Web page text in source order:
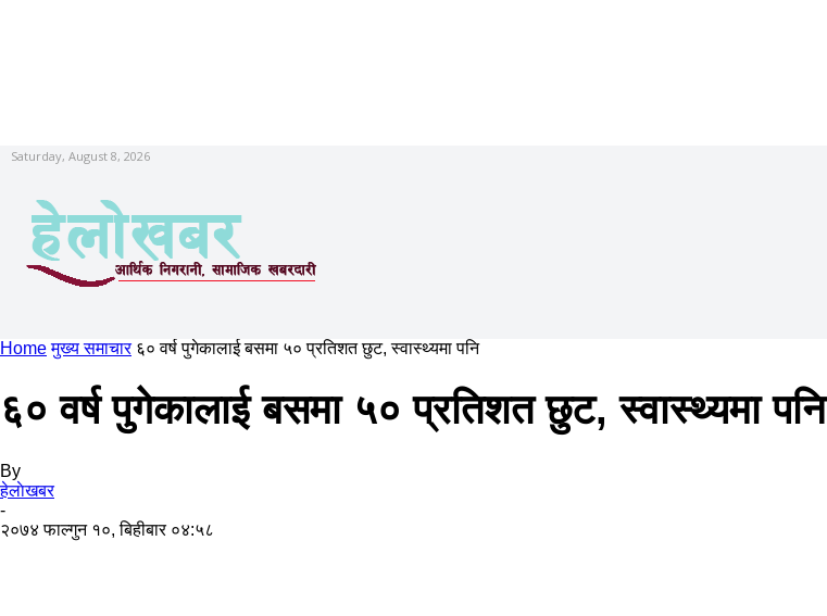
Saturday, August 8, 2026
Home मुख्य समाचार ६० वर्ष पुगेकालाई बसमा ५० प्रतिशत छुट, स्वास्थ्यमा पनि
६० वर्ष पुगेकालाई बसमा ५० प्रतिशत छुट, स्वास्थ्यमा पनि
By
हेलाेखबर
-
२०७४ फाल्गुन १०, बिहीबार ०४:५८